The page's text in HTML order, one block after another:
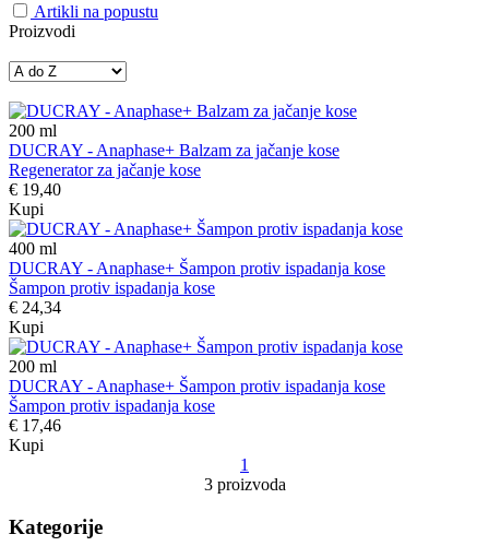
Artikli na popustu
Proizvodi
200 ml
DUCRAY - Anaphase+ Balzam za jačanje kose
Regenerator za jačanje kose
€ 19,40
Kupi
400 ml
DUCRAY - Anaphase+ Šampon protiv ispadanja kose
Šampon protiv ispadanja kose
€ 24,34
Kupi
200 ml
DUCRAY - Anaphase+ Šampon protiv ispadanja kose
Šampon protiv ispadanja kose
€ 17,46
Kupi
1
3 proizvoda
Kategorije